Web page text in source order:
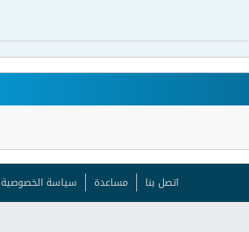
اتصل بنا مساعدة سياسة الخصوصية